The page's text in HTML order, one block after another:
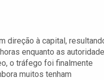
direção à capital,
enquanto as
o tráfego foi finalmente
muitos tenham